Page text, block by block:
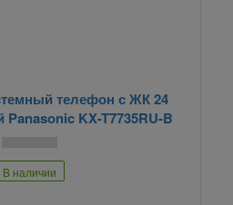
телефон с ЖК 24
KX-T7735RU-B
В наличии